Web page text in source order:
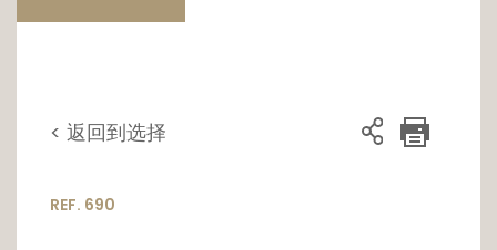
< 返回到选择
REF. 690